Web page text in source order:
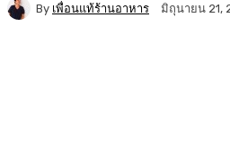
By เพื่อนแท้ร้านอาหาร มิถุนายน 21,